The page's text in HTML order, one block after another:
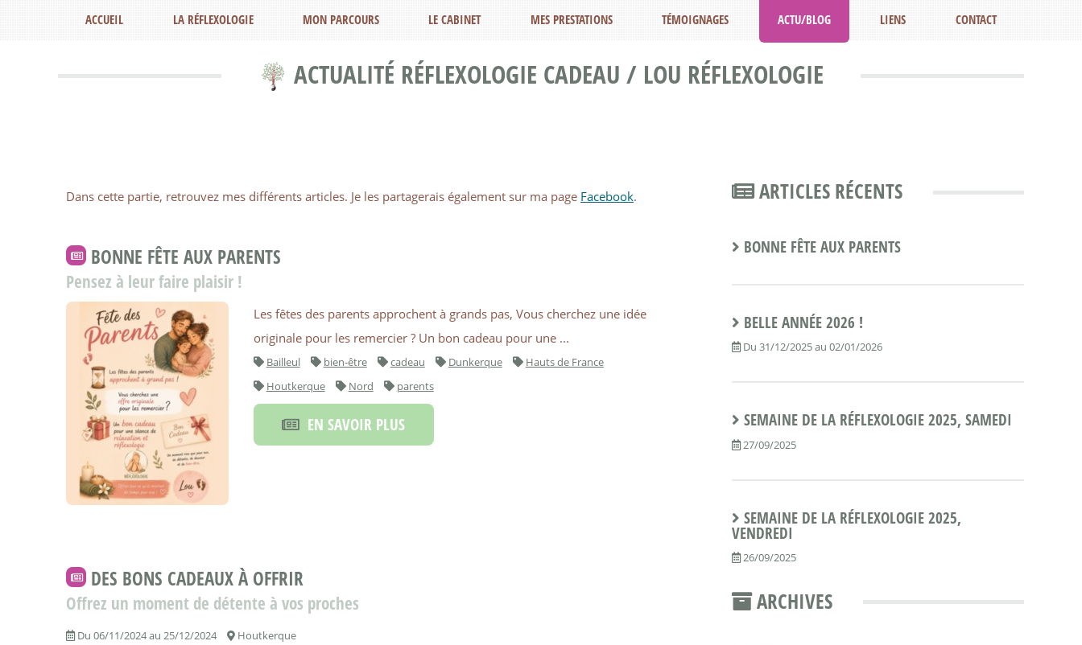
ACTUALITÉ RÉFLEXOLOGIE CADEAU / LOU RÉFLEXOLOGIE
ACCUEIL LA RÉFLEXOLOGIE MON PARCOURS LE CABINET MES PRESTATIONS TÉMOIGNAGES ACTU/BLOG LIENS CONTACT
Dans cette partie, retrouvez mes différents articles. Je les partagerais également sur ma page Facebook.
BONNE FÊTE AUX PARENTS
Pensez à leur faire plaisir !
Les fêtes des parents approchent à grands pas, Vous cherchez une idée
originale pour les remercier ? Un bon cadeau pour une ...
Bailleul bien-être cadeau Dunkerque
Hauts de France
Houtkerque
Nord parents
EN SAVOIR PLUS
DES BONS CADEAUX À OFFRIR
Offrez un moment de détente à vos proches
Du 06/11/2024 au 25/12/2024 Houtkerque
ARTICLES RÉCENTS
BONNE FÊTE AUX PARENTS
BELLE ANNÉE 2026 !
Du 31/12/2025 au 02/01/2026
SEMAINE DE LA RÉFLEXOLOGIE 2025, SAMEDI
27/09/2025
SEMAINE DE LA RÉFLEXOLOGIE 2025,
VENDREDI
26/09/2025
ARCHIVES